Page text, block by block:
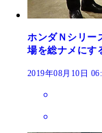
ホンダＮシリー
場を総ナメにす
2019年08月10日